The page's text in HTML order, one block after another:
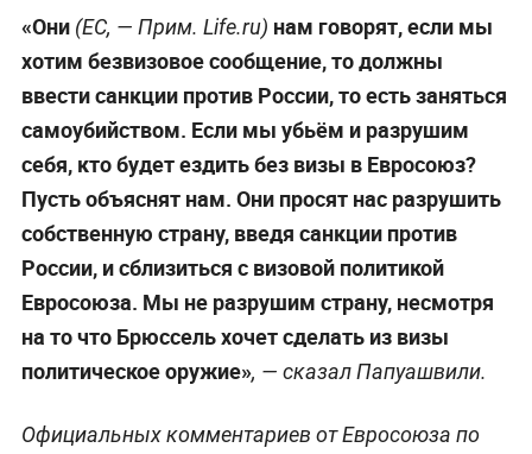
«Они (ЕС, — Прим. Life.ru) нам говорят, если мы
хотим безвизовое сообщение, то должны
ввести санкции против России, то есть заняться
самоубийством. Если мы убьём и разрушим
себя, кто будет ездить без визы в Евросоюз?
Пусть объяснят нам. Они просят нас разрушить
собственную страну, введя санкции против
России, и сблизиться с визовой политикой
Евросоюза. Мы не разрушим страну, несмотря
на то что Брюссель хочет сделать из визы
политическое оружие», — сказал Папуашвили.
Официальных комментариев от Евросоюза по